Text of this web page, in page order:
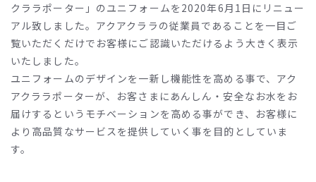
クララポーター」のユニフォームを2020年6月1日にリニュー
アル致しました。アクアクララの従業員であることを一目ご
覧いただくだけでお客様にご認識いただけるよう大きく表示
いたしました。
ユニフォームのデザインを一新し機能性を高める事で、アク
アクララポーターが、お客さまにあんしん・安全なお水をお
届けするというモチベーションを高める事ができ、お客様に
より高品質なサービスを提供していく事を目的としていま
す。